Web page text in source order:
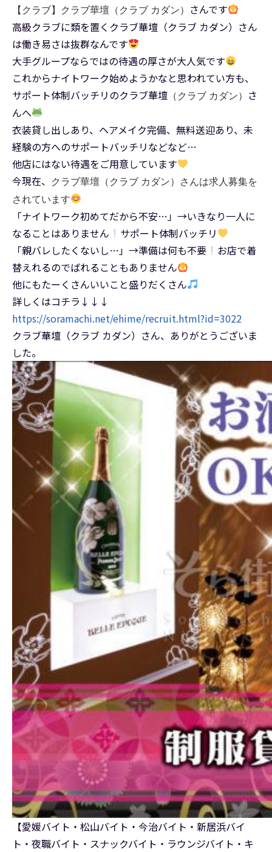
【クラブ】クラブ華壇（クラブ カダン） さんです
高級クラブに類を置くクラブ華壇（クラブ カダン）さん
は働き易さは抜群なんです
大手グループならではの待遇の厚さが大人気です
これからナイトワーク始めようかなと思われてい方も、
サポート体制バッチリのクラブ華壇 （クラブ カダン） さ
んへ
衣装貸し出しあり、ヘアメイク完備、無料送迎あり、未
経験の方へのサポートバッチリなどなど…
他店にはない待遇をご用意しています
今現在、
クラブ華壇（クラブ カダン）さんは求人募集を
されています
「ナイトワーク初めてだから不安…」→いきなり一人に
なることはありません
サポート体制バッチリ
「親バレしたくないし…」→準備は何も不要
お店で着
替えれるのでばれることもありません
他にもたーくさんいいこと盛りだくさん
詳しくはコチラ↓↓↓
https://soramachi.net/ehime/recruit.html?id=3022
クラブ華壇（クラブ カダン）さん、ありがとうございま
した。
【愛媛バイト・松山バイト・今治バイト・新居浜バイ
ト・夜職バイト・スナックバイト・ラウンジバイト・キ